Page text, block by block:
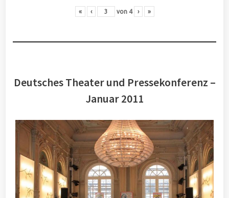
« ‹ von 4 › »
Deutsches Theater und Pressekonferenz –
Januar 2011